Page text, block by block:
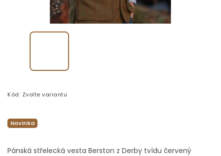
Kód: Zvolte variantu
Pánská střelecká vesta Berston z Derby tvídu červený
Novinka